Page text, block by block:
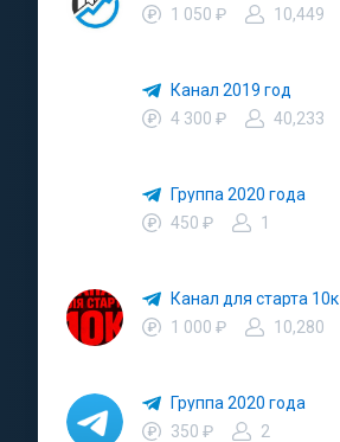
1 050 ₽
10,449
Канал 2019 год
4 300 ₽
40,233
Группа 2020 года
450 ₽
1
Канал для старта 10к
1 000 ₽
10,280
Группа 2020 года
350 ₽
2